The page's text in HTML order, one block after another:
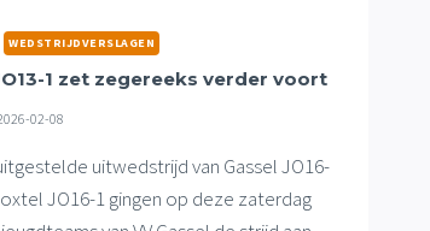
WEDSTRIJDVERSLAGEN
1 zet zegereeks verder voort
02-08
uitwedstrijd van Gassel JO16-
JO16-1 gingen op deze zaterdag